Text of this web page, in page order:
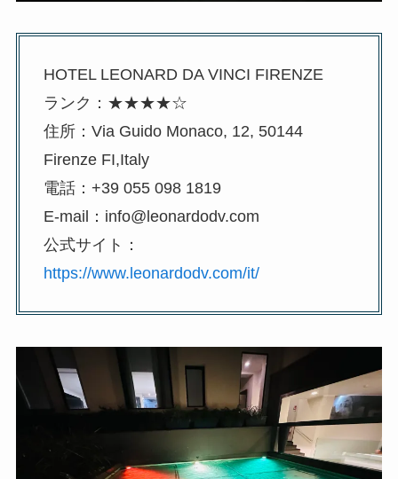
HOTEL LEONARD DA VINCI FIRENZE
ランク：★★★★☆
住所：Via Guido Monaco, 12, 50144
Firenze FI,Italy
電話：+39 055 098 1819
E-mail：info@leonardodv.com
公式サイト：
https://www.leonardodv.com/it/